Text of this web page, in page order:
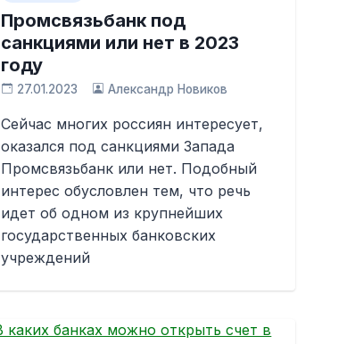
Промсвязьбанк под
санкциями или нет в 2023
году
27.01.2023 Александр Новиков
Сейчас многих россиян интересует,
оказался под санкциями Запада
Промсвязьбанк или нет. Подобный
интерес обусловлен тем, что речь
идет об одном из крупнейших
государственных банковских
учреждений